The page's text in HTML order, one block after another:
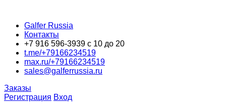
Galfer Russia
Контакты
+7 916 596-3939 с 10 до 20
t.me/+79166234519
max.ru/+79166234519
sales@galferrussia.ru
Заказы
Регистрация Вход